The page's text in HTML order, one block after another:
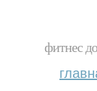
фитнес